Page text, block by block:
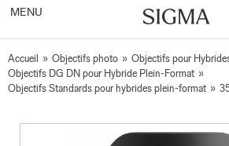
MENU
Accueil » Objectifs photo » Objectifs pour
Objectifs DG DN pour Hybride Plein-Format »
Objectifs Standards pour hybrides plein-format »